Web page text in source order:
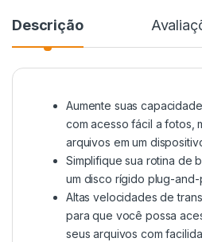
Descrição
Aumente suas
com acesso fácil a fotos,
arquivos em um
Simplifique sua rotina de
um disco rígido plug-and-
Altas velocidades de
para que você possa
seus arquivos com